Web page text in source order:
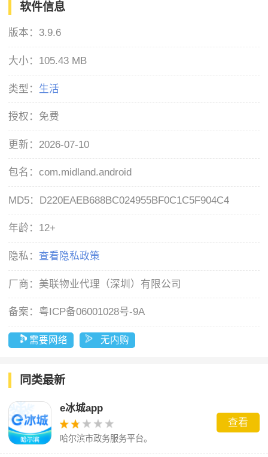
软件信息
版本： 3.9.6
大小： 105.43 MB
类型： 生活
授权： 免费
更新： 2026-07-10
包名：com.midland.android
MD5： D220EAEB688BC024955BF0C1C5F904C4
年龄： 12+
隐私： 查看隐私政策
厂商： 美联物业代理（深圳）有限公司
备案： 粤ICP备06001028号-9A
需要网络 无内购
同类最新
e冰城app
哈尔滨市政务服务平台。
查看